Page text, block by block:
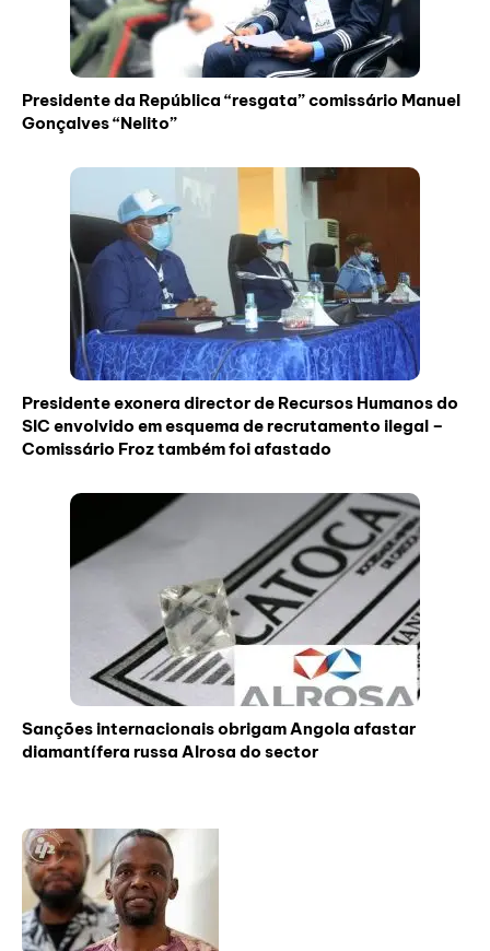
Presidente da República “resgata” comissário Manuel
Gonçalves “Nelito”
Presidente exonera director de Recursos Humanos do
SIC envolvido em esquema de recrutamento ilegal –
Comissário Froz também foi afastado
Sanções internacionais obrigam Angola afastar
diamantífera russa Alrosa do sector